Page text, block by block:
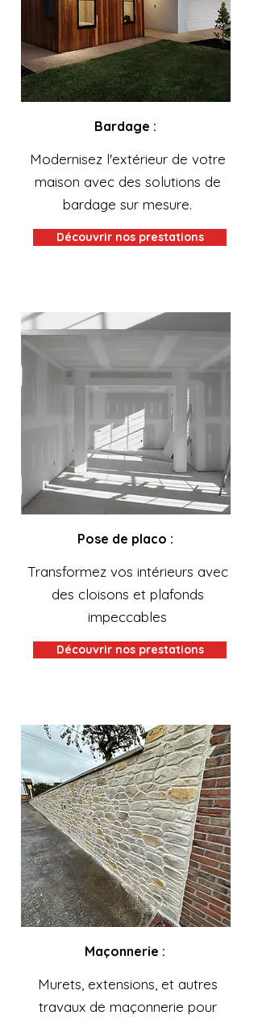
Bardage :
Modernisez l'extérieur de votre
maison avec des solutions de
bardage sur mesure.
Découvrir nos prestations
Pose de placo :
Transformez vos intérieurs avec
des cloisons et plafonds
impeccables
Découvrir nos prestations
Maçonnerie :
Murets, extensions, et autres
travaux de maçonnerie pour